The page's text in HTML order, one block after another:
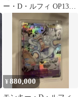
ー・D・ルフィ OP13-
118 SEC ワンピースカ
¥880,000